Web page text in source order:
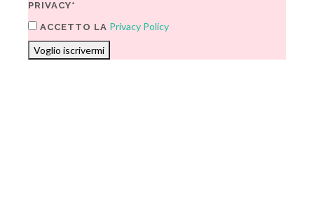
PRIVACY*
ACCETTO LA Privacy Policy
Voglio iscrivermi